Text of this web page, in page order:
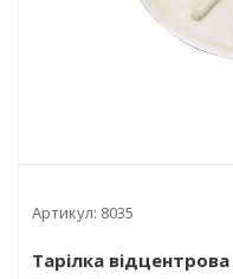
Артикул: 8035
Тарілка